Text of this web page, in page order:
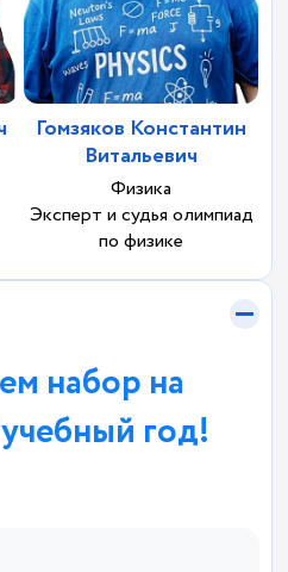
Гомзяков Константин
Витальевич
Физика
Эксперт и судья олимпиад
по физике
набор на
год!